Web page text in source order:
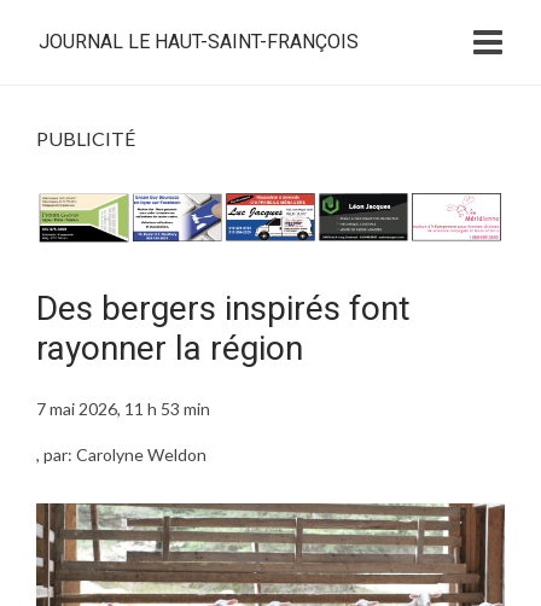
JOURNAL LE HAUT-SAINT-FRANÇOIS
PUBLICITÉ
Des bergers inspirés font
rayonner la région
7 mai 2026, 11 h 53 min
, par: Carolyne Weldon